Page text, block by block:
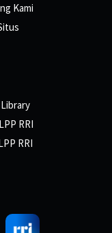
Kami
RRI
RRI